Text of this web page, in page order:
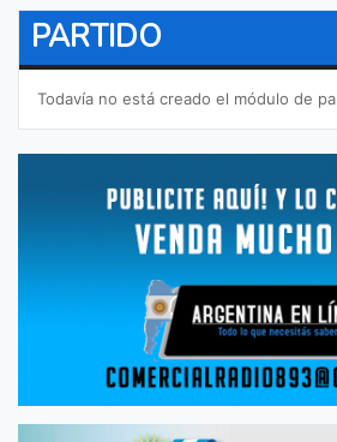
PARTIDO
Todavía no está creado el módulo de